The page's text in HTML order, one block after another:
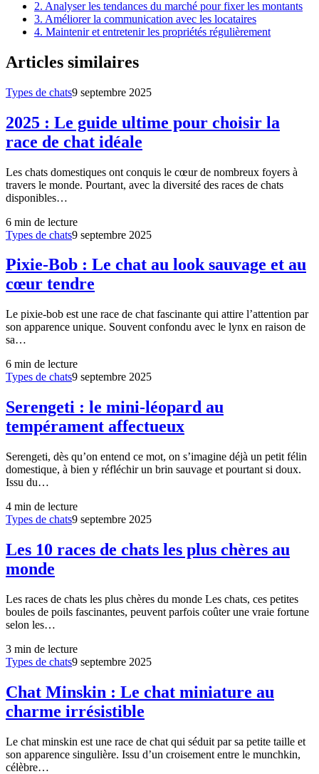
2. Analyser les tendances du marché pour fixer les montants
3. Améliorer la communication avec les locataires
4. Maintenir et entretenir les propriétés régulièrement
Articles similaires
Types de chats9 septembre 2025
2025 : Le guide ultime pour choisir la
race de chat idéale
Les chats domestiques ont conquis le cœur de nombreux foyers à
travers le monde. Pourtant, avec la diversité des races de chats
disponibles…
6 min de lecture
Types de chats9 septembre 2025
Pixie-Bob : Le chat au look sauvage et au
cœur tendre
Le pixie-bob est une race de chat fascinante qui attire l’attention par
son apparence unique. Souvent confondu avec le lynx en raison de
sa…
6 min de lecture
Types de chats9 septembre 2025
Serengeti : le mini-léopard au
tempérament affectueux
Serengeti, dès qu’on entend ce mot, on s’imagine déjà un petit félin
domestique, à bien y réfléchir un brin sauvage et pourtant si doux.
Issu du…
4 min de lecture
Types de chats9 septembre 2025
Les 10 races de chats les plus chères au
monde
Les races de chats les plus chères du monde Les chats, ces petites
boules de poils fascinantes, peuvent parfois coûter une vraie fortune
selon les…
3 min de lecture
Types de chats9 septembre 2025
Chat Minskin : Le chat miniature au
charme irrésistible
Le chat minskin est une race de chat qui séduit par sa petite taille et
son apparence singulière. Issu d’un croisement entre le munchkin,
célèbre…